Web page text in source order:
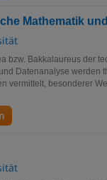
Mathematik
bzw. Bakkalaureus der
Datenanalyse werden
vermittelt, besonderer